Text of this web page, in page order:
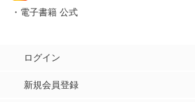
・電子書籍 公式
ログイン
新規会員登録